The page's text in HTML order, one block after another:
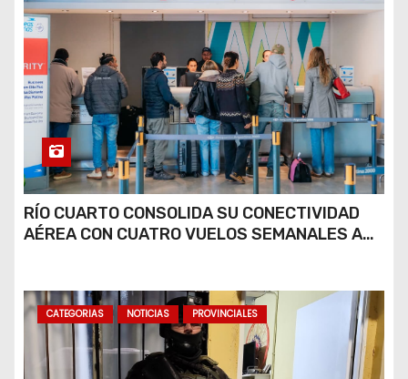
RÍO CUARTO CONSOLIDA SU CONECTIVIDAD
AÉREA CON CUATRO VUELOS SEMANALES A
CATEGORIAS NOTICIAS PROVINCIALES